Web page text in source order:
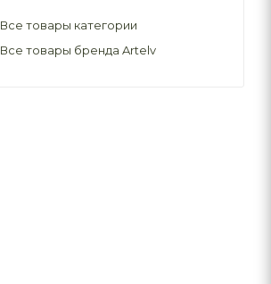
Все товары категории
Все товары бренда Artelv